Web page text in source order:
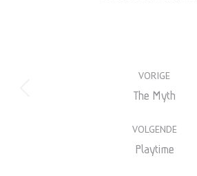
VORIGE
Previous
The Myth
VOLGENDE
Next
Playtime